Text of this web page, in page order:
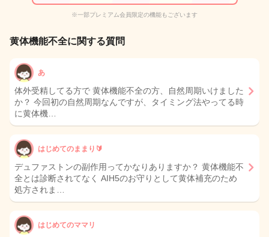
※一部プレミアム会員限定の機能もございます
黄体機能不全に関する質問
あ
体外受精してる方で 黄体機能不全の方、自然周期いけました
か？ 今回初の自然周期なんですが、タイミング法やってる時
に黄体機…
はじめてのままり🔰
デュファストンの副作用ってかなりありますか？ 黄体機能不
全とは診断されてなく AIH5のお守りとして黄体補充のため
処方されま…
はじめてのママリ